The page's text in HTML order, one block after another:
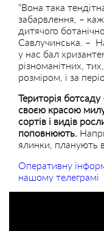
“Вона така
забарвлення, –
дитячого
Савлучинська. –
у нас бал
різноманітних,
розміром, і за
Територія ботсаду
своєю красою
сортів і видів
поповнюють.
ялинки, планують
Оперативну
нашому телеграмі